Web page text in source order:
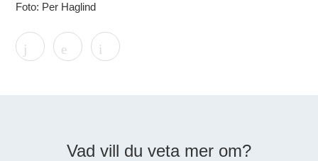
Foto: Per Haglind
Vad vill du veta mer om?